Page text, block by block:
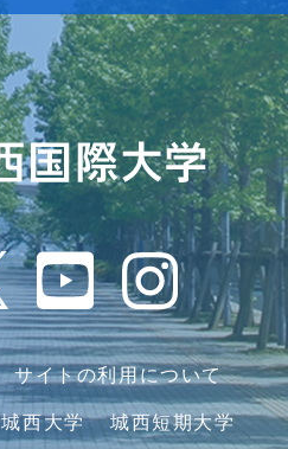
サイトの利用について
城西大学 城西短期大学